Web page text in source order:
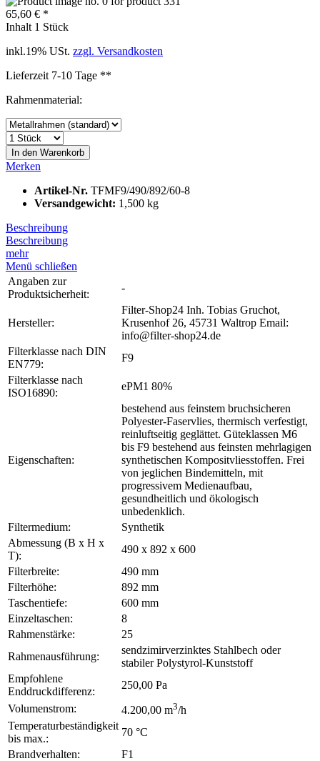
65,60 € *
Inhalt 1 Stück
inkl.19% USt. zzgl. Versandkosten
Lieferzeit 7-10 Tage **
Rahmenmaterial:
In den Warenkorb
Merken
Artikel-Nr. TFMF9/490/892/60-8
Versandgewicht: 1,500 kg
Beschreibung
Beschreibung
mehr
Menü schließen
Angaben zur
Produktsicherheit:
-
Hersteller:
Filter-Shop24 Inh. Tobias Gruchot,
Krusenhof 26, 45731 Waltrop Email:
info@filter-shop24.de
Filterklasse nach DIN
EN779:
F9
Filterklasse nach
ISO16890:
ePM1 80%
Eigenschaften:
bestehend aus feinstem bruchsicheren
Polyester-Faservlies, thermisch verfestigt,
reinluftseitig geglättet. Güteklassen M6
bis F9 bestehend aus feinsten mehrlagigen
synthetischen Kompositvliesstoffen. Frei
von jeglichen Bindemitteln, mit
progressivem Medienaufbau,
gesundheitlich und ökologisch
unbedenklich.
Filtermedium:
Synthetik
Abmessung (B x H x
T):
490 x 892 x 600
Filterbreite:
490 mm
Filterhöhe:
892 mm
Taschentiefe:
600 mm
Einzeltaschen:
8
Rahmenstärke:
25
Rahmenausführung:
sendzimirverzinktes Stahlbech oder
stabiler Polystyrol-Kunststoff
Empfohlene
Enddruckdifferenz:
250,00 Pa
Volumenstrom:
4.200,00 m3/h
Temperaturbeständigkeit
bis max.:
70 °C
Brandverhalten:
F1